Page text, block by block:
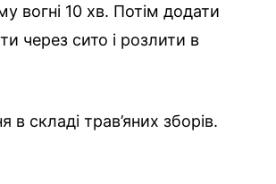
вогні 10 хв. Потім додати
через сито і розлити в
складі трав’яних зборів.